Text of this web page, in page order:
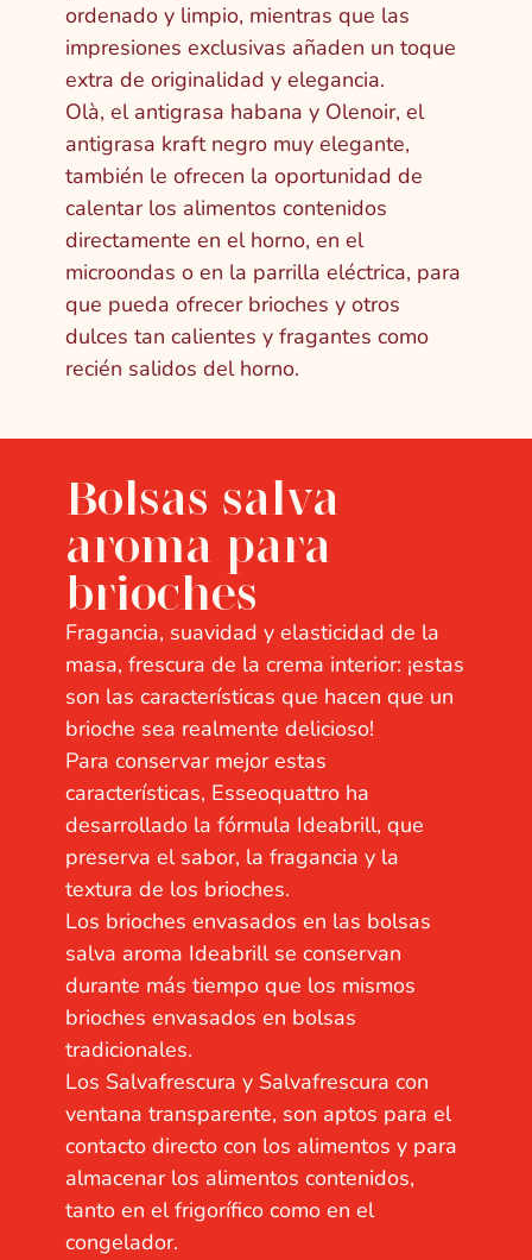
ordenado y limpio, mientras que las
impresiones exclusivas añaden un toque
extra de originalidad y elegancia.
Olà, el antigrasa habana y Olenoir, el
antigrasa kraft negro muy elegante,
también le ofrecen la oportunidad de
calentar los alimentos contenidos
directamente en el horno, en el
microondas o en la parrilla eléctrica, para
que pueda ofrecer brioches y otros
dulces tan calientes y fragantes como
recién salidos del horno.
Bolsas salva
aroma para
brioches
Fragancia, suavidad y elasticidad de la
masa, frescura de la crema interior: ¡estas
son las características que hacen que un
brioche sea realmente delicioso!
Para conservar mejor estas
características, Esseoquattro ha
desarrollado la fórmula Ideabrill, que
preserva el sabor, la fragancia y la
textura de los brioches.
Los brioches envasados en las bolsas
salva aroma Ideabrill se conservan
durante más tiempo que los mismos
brioches envasados en bolsas
tradicionales.
Los Salvafrescura y Salvafrescura con
ventana transparente, son aptos para el
contacto directo con los alimentos y para
almacenar los alimentos contenidos,
tanto en el frigorífico como en el
congelador.